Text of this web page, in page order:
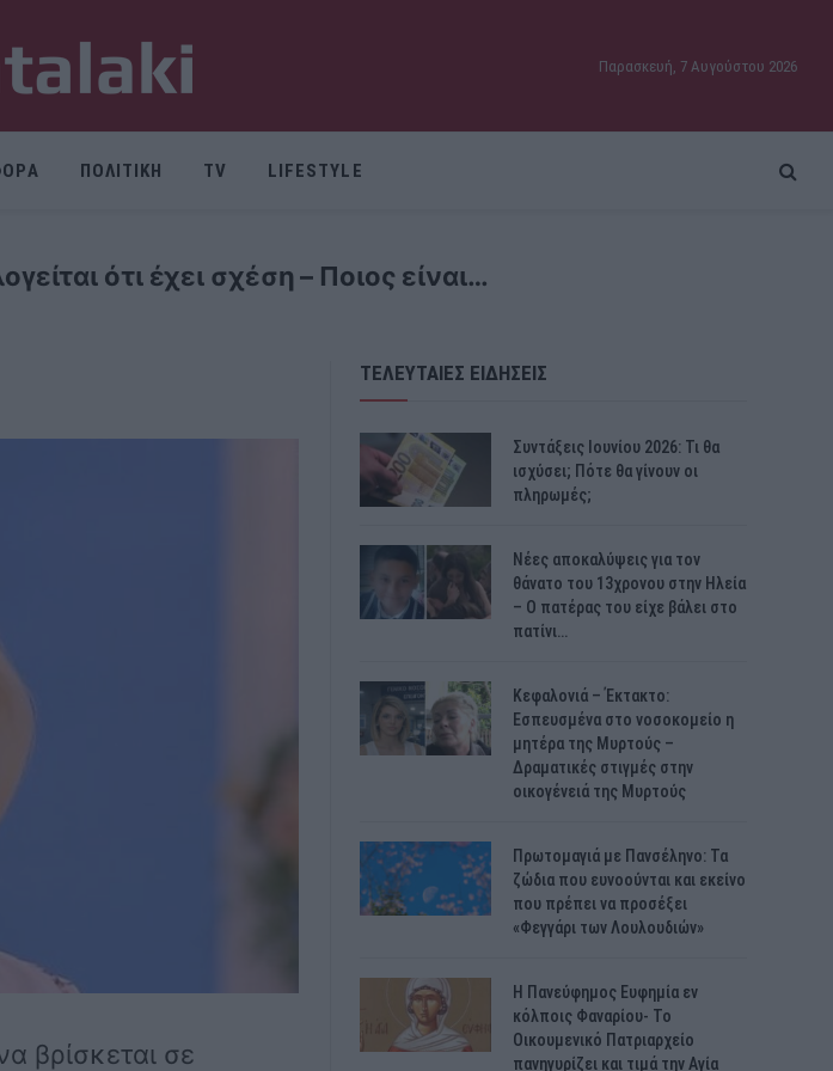
Παρασκευή, 7 Αυγούστου 2026
ΠΟΛΙΤΙΚΗ TV LIFESTYLE
ότι έχει σχέση – Ποιος είναι…
βρίσκεται σε
ΤΕΛΕΥΤΑΙΕΣ ΕΙΔΗΣΕΙΣ
Συντάξεις Ιουνίου 2026: Τι θα
ισχύσει; Πότε θα γίνουν οι
πληρωμές;
Νέες αποκαλύψεις για τον
θάνατο του 13χρονου στην Ηλεία
– Ο πατέρας του είχε βάλει στο
πατίνι…
Κεφαλονιά – Έκτακτο:
Εσπευσμένα στο νοσοκομείο η
μητέρα της Μυρτούς –
Δραματικές στιγμές στην
οικογένειά της Μυρτούς
Πρωτομαγιά με Πανσέληνο: Τα
ζώδια που ευνοούνται και εκείνο
που πρέπει να προσέξει
«Φεγγάρι των Λουλουδιών»
H Πανεύφημος Ευφημία εν
κόλποις Φαναρίου- Το
Οικουμενικό Πατριαρχείο
πανηγυρίζει και τιμά την Αγία